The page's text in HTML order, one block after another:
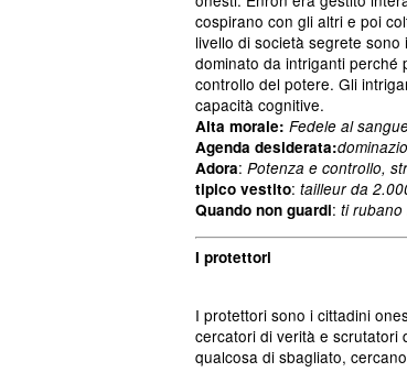
cospirano con gli altri e poi
livello di società segrete
dominato da intriganti perché
controllo del potere. Gli
capacità cognitive.
Alta morale: Fedele al
Agenda desiderata:
Adora: Potenza e controllo,
tipico vestito: tailleur da
Quando non guardi: ti rubano
I protettori
I protettori sono i cittadini
cercatori di verità e scrutatori
qualcosa di sbagliato,